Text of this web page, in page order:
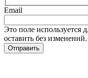
Email
Это поле используется
оставить без изменений.